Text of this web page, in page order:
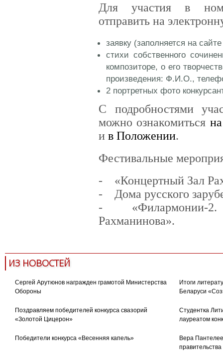
Для участия в
отправить на
заявку (заполняется на
стихи собственного
композиторе, о его
произведения: Ф.И.О.,
2 портретных фото
С подробностями
можно ознакомиться
и в Положении.
Фестивальные
- «Концертный Зал
- Дома русского
- «Филармонии-2.
Рахманинова».
ИЗ НОВОСТЕЙ
Сергей Арутюнов награжден грамотой Министерства
Обороны
Итоги
Беларуси
Поздравляем победителей конкурса свазорий
«Золотой Цицерон»
Студентка
лауреатом
Победители конкурса «Весенняя капель»
Вера